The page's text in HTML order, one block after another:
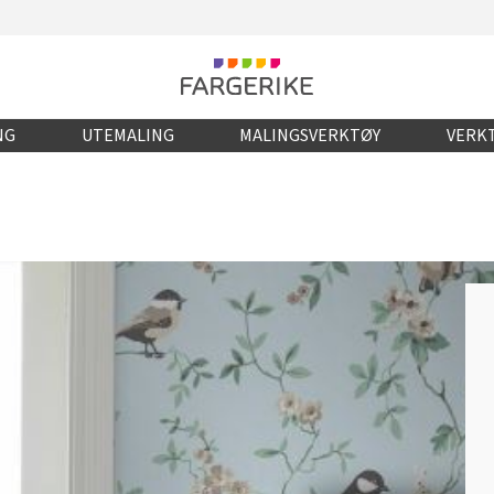
UTEMALING MALINGSVERKTØY